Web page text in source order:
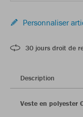
Personnaliser
30 jours droit de
Description
Veste en polyester